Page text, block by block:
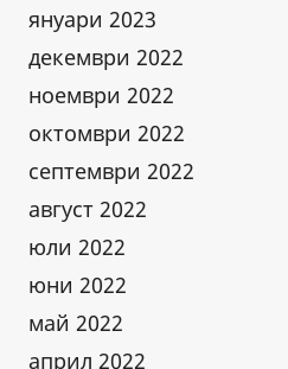
януари 2023
декември 2022
ноември 2022
октомври 2022
септември 2022
август 2022
юли 2022
юни 2022
май 2022
април 2022